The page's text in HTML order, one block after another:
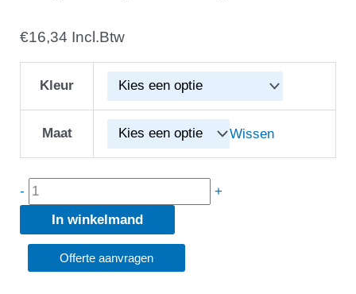
€16,34 Incl.Btw
Kleur
Maat Wissen
-
FHB
822200
Heren
shirt
+
In winkelmand
Offerte aanvragen